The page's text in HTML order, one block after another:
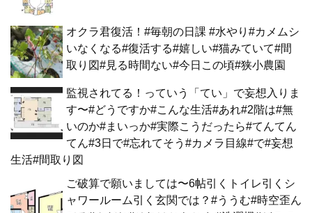
オクラ君復活！#毎朝の日課 #水やり#カメムシ
いなくなる#復活する#嬉しい#猫みていて#間
取り図#見る時間ない#今日この頃#狭小農園
監視されてる！っていう「てい」で妄想入りま
す〜#どうですか#こんな生活#あれ#2階は#無
いのか#まいっか#実際こうだったら#てんてん
てん#3日で#忘れてそう#カメラ目線#で#妄想
生活#間取り図
ご破算で願いましては〜6帖引くトイレ引くシ
ャワールーム引く玄関では？#ううむ#時空歪ん